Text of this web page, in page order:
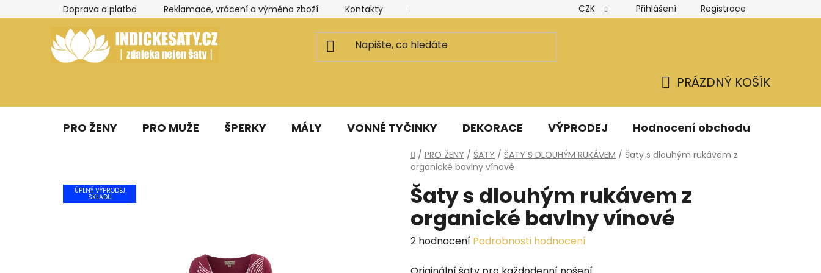
na
Doprava a platba Reklamace, vrácení a výměna zboží Kontakty Kancelář a ateliér Hodnocení obchodu Obchodní podmínky
CZK Přihlášení Registrace
KOŠÍK
PRÁZDNÝ KOŠÍK
PRO ŽENY PRO MUŽE ŠPERKY MÁLY VONNÉ TYČINKY DEKORACE VÝPRODEJ Hodnocení obchodu
Domů
/ PRO ŽENY / ŠATY / ŠATY S DLOUHÝM RUKÁVEM / Šaty s dlouhým rukávem z
organické bavlny vínové
Šaty s dlouhým rukávem z
organické bavlny vínové
Průměrné
2 hodnocení Podrobnosti hodnocení
ÚPLNÝ VÝPRODEJ
SKLADU